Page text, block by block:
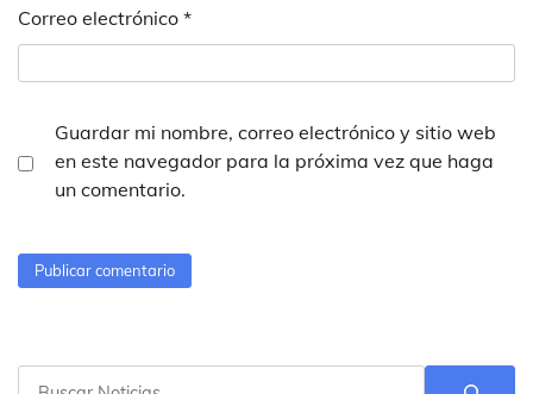
Correo electrónico *
Guardar mi nombre, correo electrónico y sitio web
en este navegador para la próxima vez que haga
un comentario.